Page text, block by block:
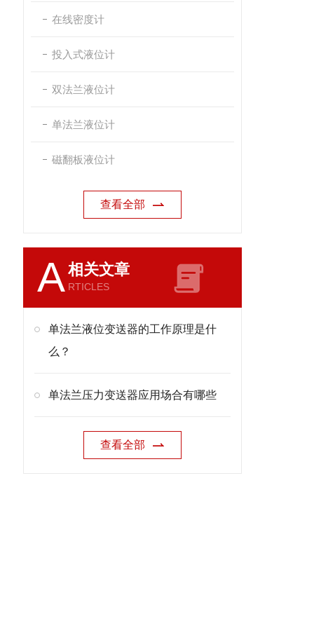
在线密度计
投入式液位计
双法兰液位计
单法兰液位计
磁翻板液位计
查看全部
A相关文章
RTICLES
单法兰液位变送器的工作原理是什
么？
单法兰压力变送器应用场合有哪些
查看全部